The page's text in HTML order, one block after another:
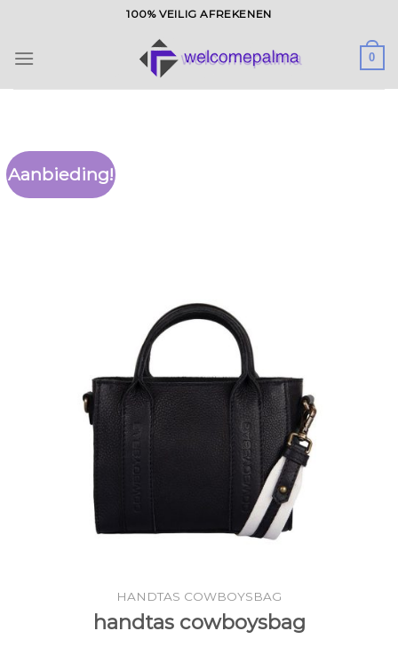
inhoud
100% VEILIG AFREKENEN
0
Aanbieding!
HANDTAS COWBOYSBAG
handtas cowboysbag